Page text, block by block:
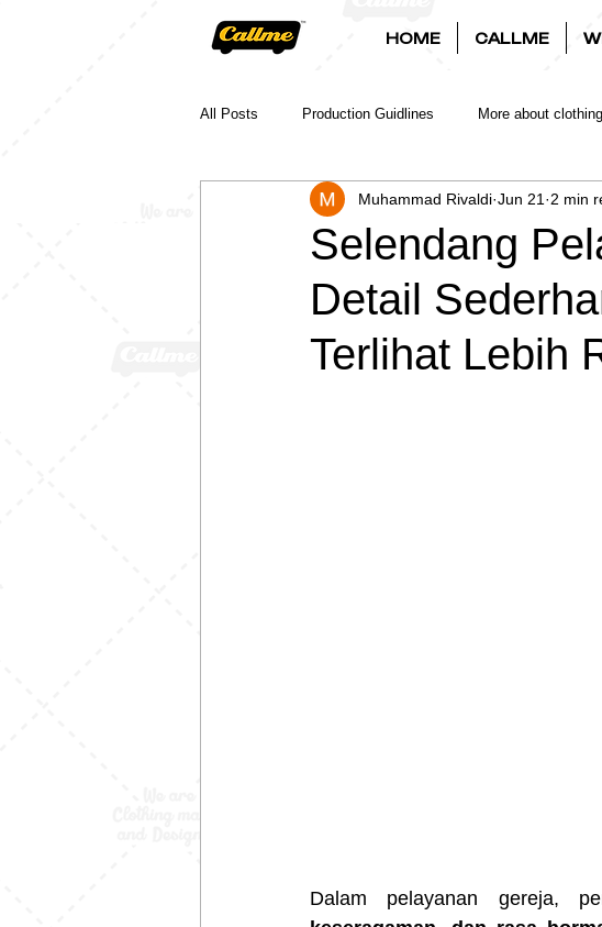
HOME CALLME
All Posts Production Guidlines More about clothing
Selendang
Detail
Terlihat Lebih
Muhammad Rivaldi Jun 21 2 min
Dalam pelayanan gereja,